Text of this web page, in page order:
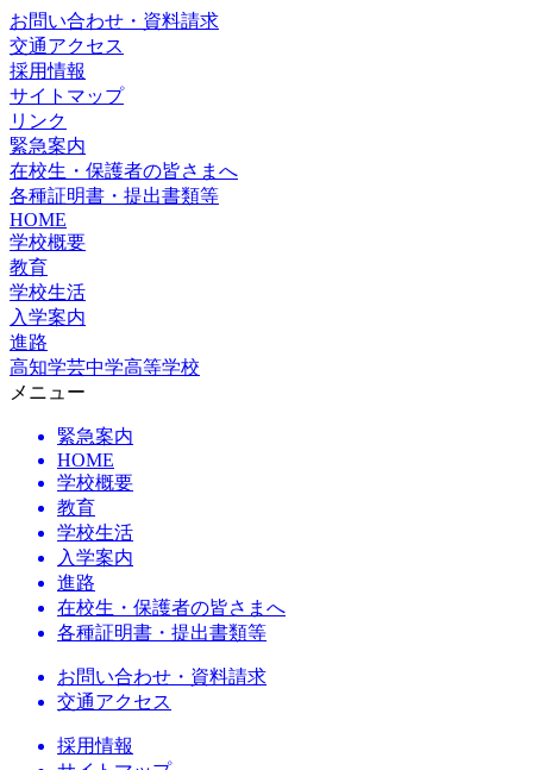
お問い合わせ・資料請求
交通アクセス
採用情報
サイトマップ
リンク
緊急案内
在校生・保護者の皆さまへ
各種証明書・提出書類等
HOME
学校概要
教育
学校生活
入学案内
進路
高知学芸中学高等学校
メニュー
緊急案内
HOME
学校概要
教育
学校生活
入学案内
進路
在校生・保護者の皆さまへ
各種証明書・提出書類等
お問い合わせ・資料請求
交通アクセス
採用情報